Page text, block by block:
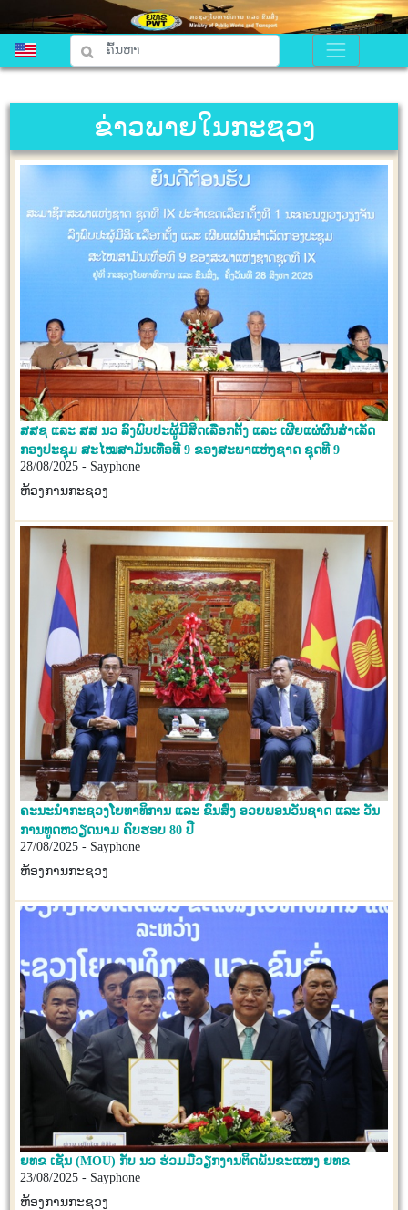
ຂ່າວພາຍໃນກະຊວງ
ສສຊ ແລະ ສສ ນວ ລົງພົບປະຜູ້ມີສິດເລືອກຕັ້ງ ແລະ ເຜີຍແຜ່ຜົນສໍາເລັດ
ກອງປະຊຸມ ສະໄໝສາມັນເທື່ອທີ 9 ຂອງສະພາແຫ່ງຊາດ ຊຸດທີ 9
28/08/2025 - Sayphone
ຫ້ອງການກະຊວງ
ຄະນະນໍາກະຊວງໂຍທາທິການ ແລະ ຂົນສົ່ງ ອວຍພອນວັນຊາດ ແລະ ວັນ
ການທູດຫວຽດນາມ ຄົບຮອບ 80 ປີ
27/08/2025 - Sayphone
ຫ້ອງການກະຊວງ
ຍທຂ ເຊັນ (MOU) ກັບ ນວ ຮ່ວມມືວຽກງານຕິດພັນຂະແໜງ ຍທຂ
23/08/2025 - Sayphone
ຫ້ອງການກະຊວງ